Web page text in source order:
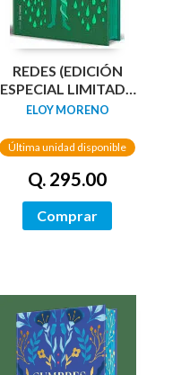
REDES (EDICIÓN
ESPECIAL LIMITADA
GUARDAS DRAGÓN)
ELOY MORENO
Última unidad disponible
Q. 295.00
Comprar